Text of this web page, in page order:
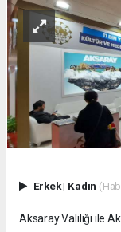
Erkek| Kadın
Aksaray Valiliği ile